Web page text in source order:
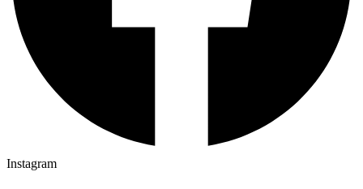
Instagram